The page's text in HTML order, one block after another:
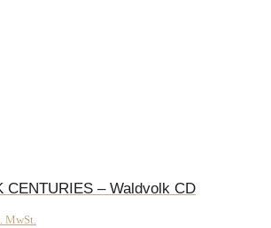
CENTURIES – Waldvolk CD
MwSt.